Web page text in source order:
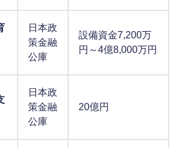
日本政
策金融
公庫
設備資金7,200万
円～4億8,000万円
日本政
策金融
公庫
20億円